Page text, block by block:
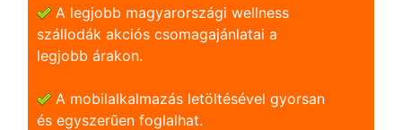
A legjobb magyarországi wellness
szállodák akciós csomagajánlatai a
legjobb árakon.
A mobilalkalmazás letöltésével gyorsan
és egyszerũen foglalhat.